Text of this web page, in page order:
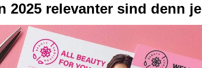
2025 relevanter sind denn je